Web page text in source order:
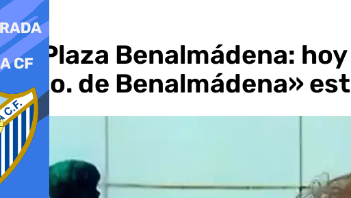
La Plaza Benalmádena:
Ayto. de Benalmádena»